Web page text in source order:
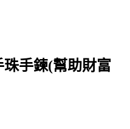
手鍊(幫助財富